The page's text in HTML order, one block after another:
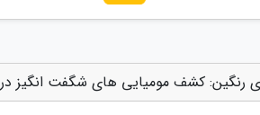
رنگین: کشف مومیایی های شگفت انگیز